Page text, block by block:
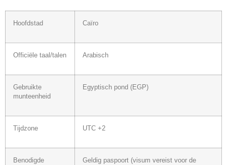
Hoofdstad Caïro
Officiële taal/talen Arabisch
Gebruikte
munteenheid
Egyptisch pond (EGP)
Tijdzone UTC +2
Benodigde
Geldig paspoort (visum vereist voor de